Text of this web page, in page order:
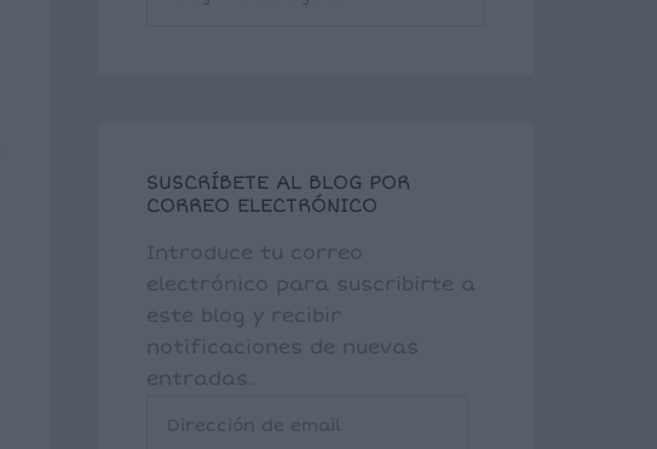
SUSCRÍBETE AL BLOG POR
CORREO ELECTRÓNICO
Introduce tu correo
electrónico para suscribirte a
este blog y recibir
notificaciones de nuevas
entradas.